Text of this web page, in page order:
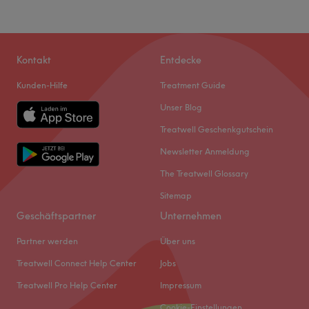
Zurück zur Salonansicht
Kontakt
Kunden-Hilfe
Entdecke
Treatment Guide
Unser Blog
Treatwell Geschenkgutschein
Newsletter Anmeldung
The Treatwell Glossary
Sitemap
Geschäftspartner
Partner werden
Treatwell Connect Help Center
Treatwell Pro Help Center
Unternehmen
Über uns
Jobs
Impressum